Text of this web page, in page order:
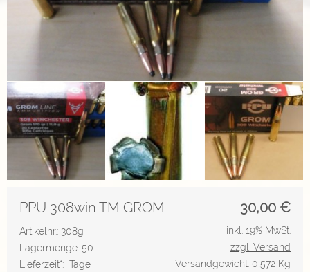
30,00 €
PPU 308win TM GROM
Artikelnr.: 308g
Lagermenge: 50
Lieferzeit*: Tage
inkl. 19% MwSt.
zzgl. Versand
Versandgewicht: 0,572 Kg